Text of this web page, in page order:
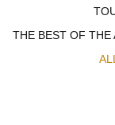
THE BEST OF THE